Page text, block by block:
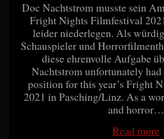
Doc Nachtstrom musste sein
Fright Nights Filmfestival
leider niederlegen. Als
Schauspieler und
diese ehrenvolle Aufgabe
Nachtstrom unfortunately
position for this year’s Fright
2021 in Pasching/Linz. As a
and horror…
Read more